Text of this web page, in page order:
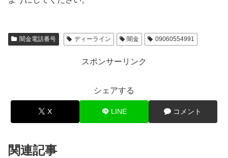
闇金電話番号 ディーライン 闇金 09060554991
スポンサーリンク
シェアする
X LINE コメント
関連記事